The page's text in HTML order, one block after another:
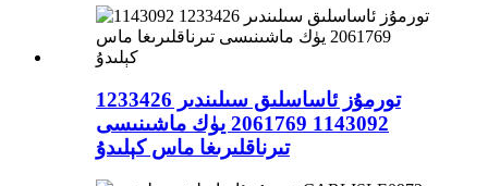
تورمۇز ئاساسلىق سىلىندىر 1233426
1143092 2061769 يۈك ماشىنىسى
تىرناقلىرىغا ماس كېلىدۇ